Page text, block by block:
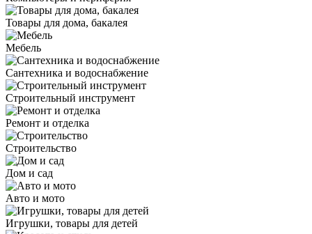
Товары для дома, бакалея
Мебель
Сантехника и водоснабжение
Строительный инструмент
Ремонт и отделка
Строительство
Дом и сад
Авто и мото
Игрушки, товары для детей